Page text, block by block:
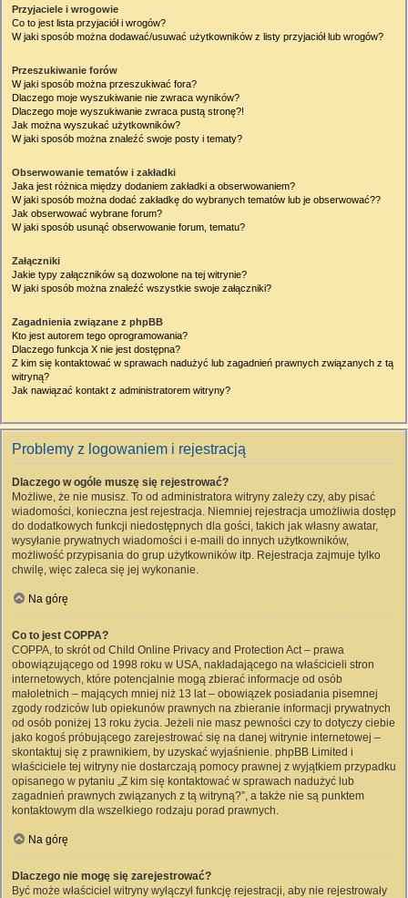
Przyjaciele i wrogowie
Co to jest lista przyjaciół i wrogów?
W jaki sposób można dodawać/usuwać użytkowników z listy przyjaciół lub wrogów?
Przeszukiwanie forów
W jaki sposób można przeszukiwać fora?
Dlaczego moje wyszukiwanie nie zwraca wyników?
Dlaczego moje wyszukiwanie zwraca pustą stronę?!
Jak można wyszukać użytkowników?
W jaki sposób można znaleźć swoje posty i tematy?
Obserwowanie tematów i zakładki
Jaka jest różnica między dodaniem zakładki a obserwowaniem?
W jaki sposób można dodać zakładkę do wybranych tematów lub je obserwować??
Jak obserwować wybrane forum?
W jaki sposób usunąć obserwowanie forum, tematu?
Załączniki
Jakie typy załączników są dozwolone na tej witrynie?
W jaki sposób można znaleźć wszystkie swoje załączniki?
Zagadnienia związane z phpBB
Kto jest autorem tego oprogramowania?
Dlaczego funkcja X nie jest dostępna?
Z kim się kontaktować w sprawach nadużyć lub zagadnień prawnych związanych z tą
witryną?
Jak nawiązać kontakt z administratorem witryny?
Problemy z logowaniem i rejestracją
Dlaczego w ogóle muszę się rejestrować?
Możliwe, że nie musisz. To od administratora witryny zależy czy, aby pisać
wiadomości, konieczna jest rejestracja. Niemniej rejestracja umożliwia dostęp
do dodatkowych funkcji niedostępnych dla gości, takich jak własny awatar,
wysyłanie prywatnych wiadomości i e-maili do innych użytkowników,
możliwość przypisania do grup użytkowników itp. Rejestracja zajmuje tylko
chwilę, więc zaleca się jej wykonanie.
Na górę
Co to jest COPPA?
COPPA, to skrót od Child Online Privacy and Protection Act – prawa
obowiązującego od 1998 roku w USA, nakładającego na właścicieli stron
internetowych, które potencjalnie mogą zbierać informacje od osób
małoletnich – mających mniej niż 13 lat – obowiązek posiadania pisemnej
zgody rodziców lub opiekunów prawnych na zbieranie informacji prywatnych
od osób poniżej 13 roku życia. Jeżeli nie masz pewności czy to dotyczy ciebie
jako kogoś próbującego zarejestrować się na danej witrynie internetowej –
skontaktuj się z prawnikiem, by uzyskać wyjaśnienie. phpBB Limited i
właściciele tej witryny nie dostarczają pomocy prawnej z wyjątkiem przypadku
opisanego w pytaniu „Z kim się kontaktować w sprawach nadużyć lub
zagadnień prawnych związanych z tą witryną?”, a także nie są punktem
kontaktowym dla wszelkiego rodzaju porad prawnych.
Na górę
Dlaczego nie mogę się zarejestrować?
Być może właściciel witryny wyłączył funkcję rejestracji, aby nie rejestrowały